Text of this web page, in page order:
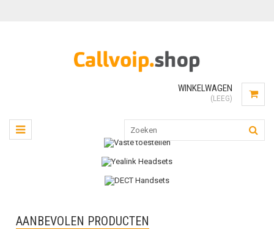
WINKELWAGEN
(LEEG)
AANBEVOLEN PRODUCTEN